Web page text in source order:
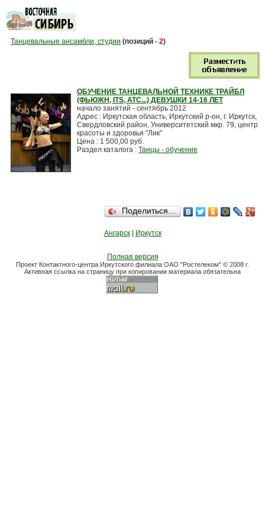
Танцевальные ансамбли, студии (позиций - 2)
ОБУЧЕНИЕ ТАНЦЕВАЛЬНОЙ ТЕХНИКЕ ТРАЙБЛ
(ФЬЮЖН, ITS, АТС...) ДЕВУШКИ 14-16 ЛЕТ
начало занятий - сентябрь 2012
Адрес : Иркутская область, Иркутский р-он, г. Иркутск,
Свердловский район, Университетский мкр. 79, центр
красоты и здоровья "Лик"
Цена : 1 500,00 руб.
Раздел каталога : Танцы - обучение
Поделиться…
Ангарск| Иркутск
Полная версия
Проект Контактного-центра Иркутского филиала ОАО "Ростелеком" © 2008 г.
Активная ссылка на страницу при копировании материала обязательна